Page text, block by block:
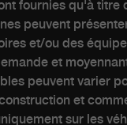
ABARTH
fournies qu'à titre
peuvent
et/ou des
et
peuvent varier
et
sur les